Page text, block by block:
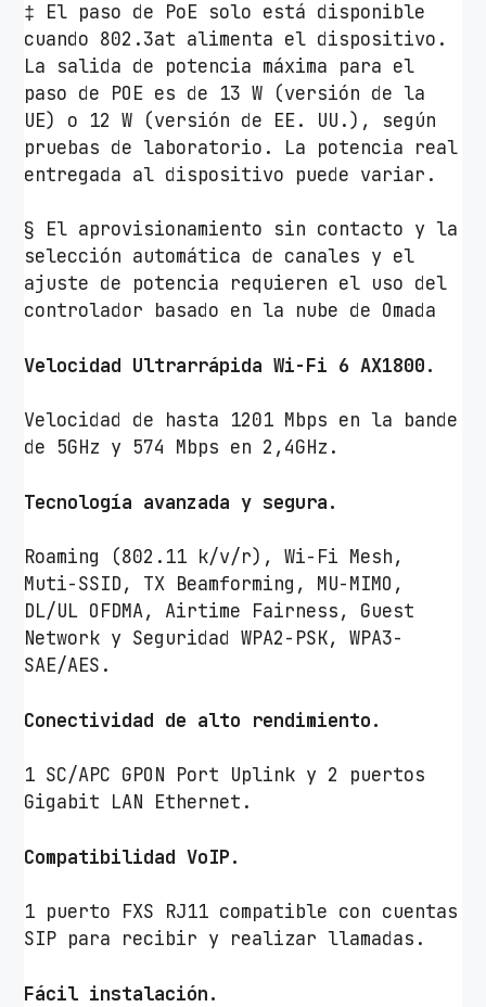
i
F
i
8
0
2
.
1
a
/
b
g
n
/
c
a
x
c
a
n
i
a
d
‡ El paso de PoE solo está disponible
cuando 802.3at alimenta el dispositivo.
La salida de potencia máxima para el
paso de POE es de 13 W (versión de la
UE) o 12 W (versión de EE. UU.), según
pruebas de laboratorio. La potencia real
entregada al dispositivo puede variar.
§ El aprovisionamiento sin contacto y la
selección automática de canales y el
ajuste de potencia requieren el uso del
controlador basado en la nube de Omada
Velocidad Ultrarrápida Wi-Fi 6 AX1800.
Velocidad de hasta 1201 Mbps en la bande
de 5GHz y 574 Mbps en 2,4GHz.
Tecnología avanzada y segura.
Roaming (802.11 k/v/r), Wi-Fi Mesh,
Muti-SSID, TX Beamforming, MU-MIMO,
DL/UL OFDMA, Airtime Fairness, Guest
Network y Seguridad WPA2-PSK, WPA3-
SAE/AES.
Conectividad de alto rendimiento.
1 SC/APC GPON Port Uplink y 2 puertos
Gigabit LAN Ethernet.
Compatibilidad VoIP.
1 puerto FXS RJ11 compatible con cuentas
SIP para recibir y realizar llamadas.
Fácil instalación.